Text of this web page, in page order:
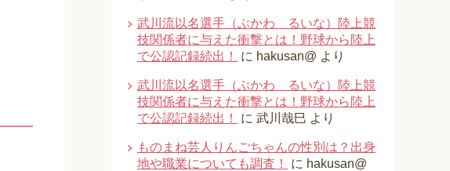
武川流以名選手（ぶかわ るいな）陸上競
技関係者に与えた衝撃とは！野球から陸上
で公認記録続出！
に hakusan@ より
武川流以名選手（ぶかわ るいな）陸上競
技関係者に与えた衝撃とは！野球から陸上
で公認記録続出！
に 武川哉巳 より
ものまね芸人りんごちゃんの性別は？出身
地や職業についても調査！
に hakusan@